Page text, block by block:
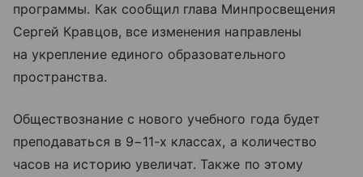
программы. Как сообщил глава Минпросвещения
Сергей Кравцов, все изменения направлены
на укрепление единого образовательного
пространства.
Обществознание с нового учебного года будет
преподаваться в 9−11-х классах, а количество
часов на историю увеличат. Также по этому